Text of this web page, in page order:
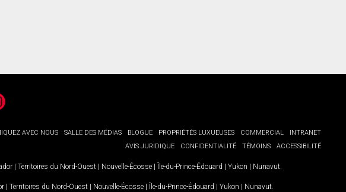
AVEC NOUS SALLE DES MÉDIAS BLOGUE PROPRIÉTÉS LUXUEUSES COMMERCIAL
INTRANET
AVIS JURIDIQUE
CONFIDENTIALITÉ TÉMOINS ACCESSIBILITÉ
| Territoires du Nord-Ouest | Nouvelle-Écosse | Île-du-Prince-Édouard | Yukon | Nunavut
| Territoires du Nord-Ouest | Nouvelle-Écosse | Île-du-Prince-Édouard | Yukon | Nunavut